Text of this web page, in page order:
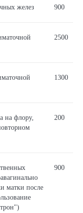
желез 900
2500
1300
на флору,
200
матки после
900